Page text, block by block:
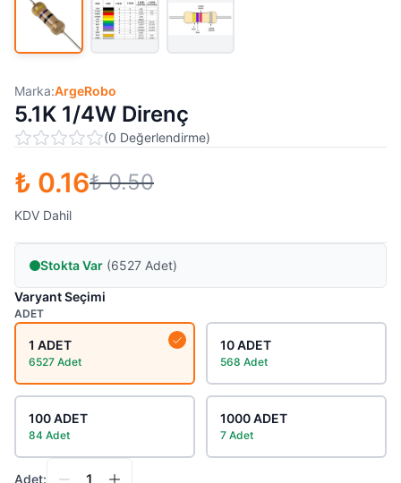
Marka:ArgeRobo
5.1K 1/4W Direnç
(0 Değerlendirme)
₺ 0.16₺ 0.50
KDV Dahil
Stokta Var (6527 Adet)
Varyant Seçimi
ADET
1 ADET
6527 Adet
10 ADET
568 Adet
100 ADET
84 Adet
1000 ADET
7 Adet
Adet: